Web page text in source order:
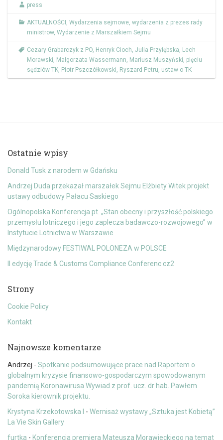
press
AKTUALNOŚCI , Wydarzenia sejmowe, wydarzenia z prezes rady
ministrow, Wydarzenie z Marszałkiem Sejmu
Cezary Grabarczyk z PO, Henryk Cioch, Julia Przyłębska, Lech
Morawski, Małgorzata Wassermann, Mariusz Muszyński, pięciu
sędziów TK, Piotr Pszczółkowski, Ryszard Petru, ustaw o TK
Ostatnie wpisy
Donald Tusk z narodem w Gdańsku
Andrzej Duda przekazał marszałek Sejmu Elżbiety Witek projekt
ustawy odbudowy Pałacu Saskiego
Ogólnopolska Konferencja pt. „Stan obecny i przyszłość polskiego
przemysłu lotniczego i jego zaplecza badawczo-rozwojowego” w
Instytucie Lotnictwa w Warszawie
Międzynarodowy FESTIWAL POLONEZA w POLSCE
II edycję Trade & Customs Compliance Conferenc cz2
Strony
Cookie Policy
Kontakt
Najnowsze komentarze
Andrzej - Spotkanie podsumowujące prace nad Raportem o
globalnym kryzysie finansowo-gospodarczym spowodowanym
pandemią Koronawirusa Wywiad z prof. ucz. dr hab. Pawłem
Soroka kierownik projektu.
Krystyna Krzekotowska I
- Wernisaż wystawy „Sztuka jest Kobietą”
La Vie Skin Gallery
furtka - Konferencja premiera Mateusza Morawieckiego na temat